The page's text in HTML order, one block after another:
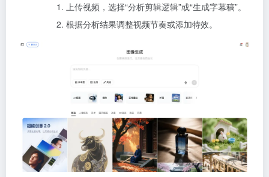
上传视频，选择“分析剪辑逻辑”或“生成字幕稿”。
根据分析结果调整视频节奏或添加特效。